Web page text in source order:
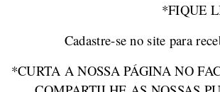
*FIQUE
Cadastre-se no site para
*CURTA A NOSSA PÁGINA NO